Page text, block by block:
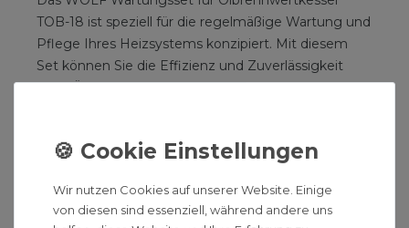
TOB-18 ist speziell für die regelmäßige Wartung und
Pflege Ihres Heizsystems konzipiert. Mit diesem
Set können Sie die Effizienz und Zuverlässigkeit
Ihres Ölbrennwertkessels sicherstellen und seine
Paket bestehend aus:
1 Öldüse TOB-18
1 O-Ring Ø 320 x 8
Wir nutzen Cookies auf unserer Website. Einige
von diesen sind essenziell, während andere uns